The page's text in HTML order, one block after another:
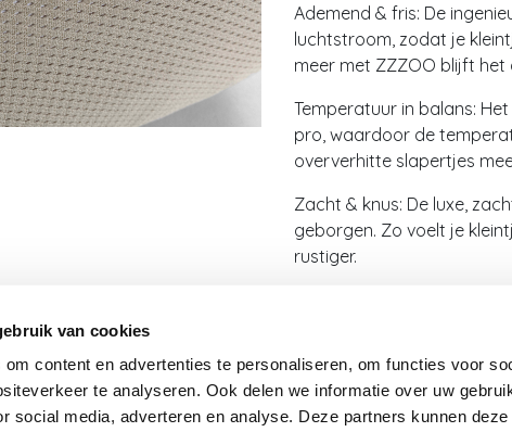
van cookies
content en advertenties te personaliseren, om functies voor
te analyseren. Ook delen we informatie over uw
social media, adverteren en analyse. Deze partners kunnen deze
Ademend & fris: De
luchtstroom, zodat je
meer met ZZZOO blijft het
Temperatuur in balans:
pro, waardoor de
oververhitte slapertjes
Zacht & knus: De luxe,
geborgen. Zo voelt je
rustiger.
Gebruik het ademende
matras voor een
allerbeste én jezelf de